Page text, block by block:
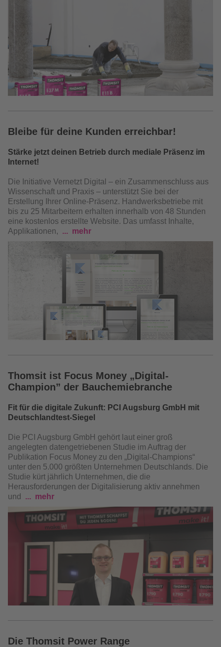
Bleibe für deine Kunden erreichbar!
Stärke jetzt deinen Betrieb durch mediale Präsenz im
Internet!
Die Initiative Vernetzt Digital – ein Zusammenschluss aus
Wissenschaft und Praxis – unterstützt Sie bei der
Erstellung Ihrer Online-Präsenz. Handwerksbetriebe mit
bis zu 25 Mitarbeitern erhalten innerhalb von 48 Stunden
eine kostenlos erstellte Website. Das umfasst Inhalte,
Applikationen,
mehr
Thomsit ist Focus Money „Digital-
Champion” der Bauchemiebranche
Fit für die digitale Zukunft: PCI Augsburg GmbH mit
Deutschlandtest-Siegel
Die PCI Augsburg GmbH gehört laut einer groß
angelegten datengetriebenen Studie im Auftrag der
Publikation Focus Money zu den „Digital-Champions“
unter den 5.000 größten Unternehmen Deutschlands. Die
Studie kürt jährlich Unternehmen, die die
Herausforderungen der Digitalisierung aktiv annehmen
und
mehr
Die Thomsit Power Range